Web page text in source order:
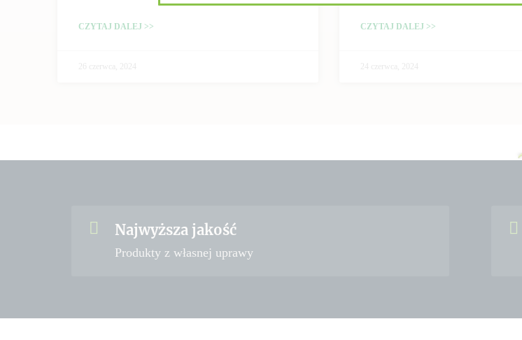
CZYTAJ DALEJ >>
26 czerwca, 2024
CZYTAJ DALEJ >>
24 czerwca, 2024
Najwyższa jakość
Produkty z własnej uprawy